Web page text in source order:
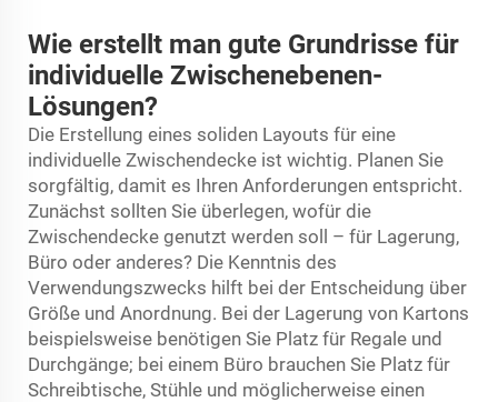
Wie erstellt man gute Grundrisse für
individuelle Zwischenebenen-
Lösungen?
Die Erstellung eines soliden Layouts für eine
individuelle Zwischendecke ist wichtig. Planen Sie
sorgfältig, damit es Ihren Anforderungen entspricht.
Zunächst sollten Sie überlegen, wofür die
Zwischendecke genutzt werden soll – für Lagerung,
Büro oder anderes? Die Kenntnis des
Verwendungszwecks hilft bei der Entscheidung über
Größe und Anordnung. Bei der Lagerung von Kartons
beispielsweise benötigen Sie Platz für Regale und
Durchgänge; bei einem Büro brauchen Sie Platz für
Schreibtische, Stühle und möglicherweise einen